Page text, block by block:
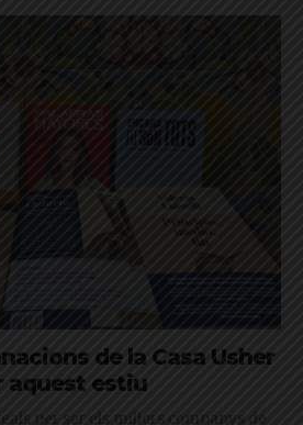
de la Casa Usher
aquest estiu
per ser els millors companys de